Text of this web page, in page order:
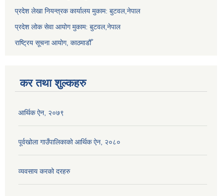
प्रदेश लेखा नियन्त्रक कार्यालय मुकाम: बुटवल,नेपाल
प्रदेश लोक सेवा आयोग मुकाम: बुटवल,नेपाल
राष्ट्रिय सूचना आयोग, काठमाडौँ
कर तथा शुल्कहरु
आर्थिक ऐन, २०७९
पूर्वखोला गाउँपालिकाको आर्थिक ऐन, २०८०
व्यवसाय करको दरहरु